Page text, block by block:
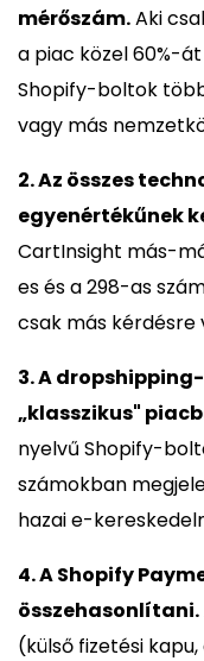
mérőszám.Aki
a piac közel 60%-
Shopify-boltok
vagy más
2. Az összes
egyenértékűnek
CartInsight más-
es és a 298-as
csak más kérdésre
3. A
„klasszikus"
nyelvű Shopify-
számokban
hazai e-
4. A Shopify
összehasonlítani.
(külső fizetési